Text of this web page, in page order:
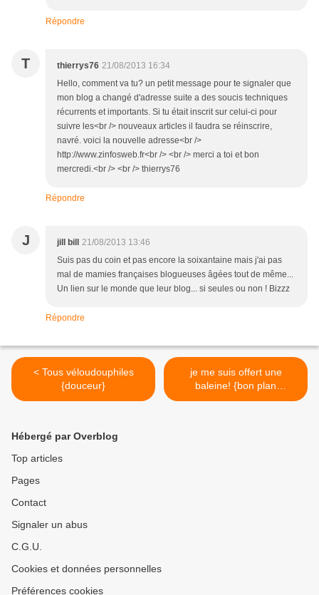
Répondre
T thierrys76 21/08/2013 16:34
Hello, comment va tu? un petit message pour te signaler que
mon blog a changé d'adresse suite a des soucis techniques
récurrents et importants. Si tu était inscrit sur celui-ci pour
suivre les<br /> nouveaux articles il faudra se réinscrire,
navré. voici la nouvelle adresse<br />
http://www.zinfosweb.fr<br /> <br /> merci a toi et bon
mercredi.<br /> <br /> thierrys76
Répondre
J jill bill
21/08/2013 13:46
Suis pas du coin et pas encore la soixantaine mais j'ai pas
mal de mamies françaises blogueuses âgées tout de même...
Un lien sur le monde que leur blog... si seules ou non ! Bizzz
Répondre
< Tous véloudouphiles
{douceur}
je me suis offert une
baleine! {bon plan
aquaboulevard inside} >
Hébergé par Overblog
Top articles
Pages
Contact
Signaler un abus
C.G.U.
Cookies et données personnelles
Préférences cookies